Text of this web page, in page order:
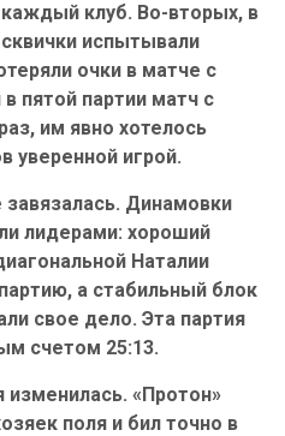
клуб. Во-вторых, в
испытывали
очки в матче с
пятой партии матч с
им явно хотелось
уверенной игрой.
Динамовки
лидерами: хороший
Наталии
а стабильный блок
свое дело. Эта партия
счетом 25:13.
изменилась. «Протон»
поля и бил точно в